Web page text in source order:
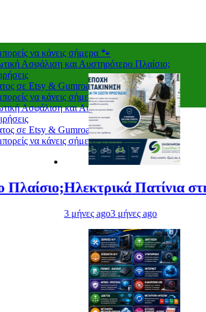
να κάνεις σήμερα 🐾
Ασφάλιση και Αυστηρότερο Πλαίσιο;
σε Etsy & Gumroad
να κάνεις σήμερα 🐾
Ασφάλιση και Αυστηρότερο Πλαίσιο;
σε Etsy & Gumroad
να κάνεις σήμερα 🐾
Πατίνια στην
3 μήνες ago